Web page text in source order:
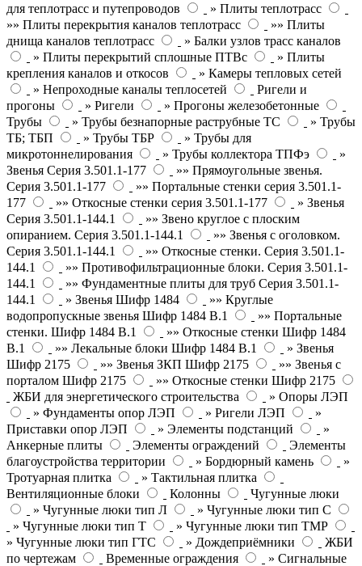
для теплотрасс и путепроводов
» Плиты теплотрасс
»» Плиты перекрытия каналов теплотрасс
»» Плиты
днища каналов теплотрасс
» Балки узлов трасс каналов
» Плиты перекрытий сплошные ПТВс
» Плиты
крепления каналов и откосов
» Камеры тепловых сетей
» Непроходные каналы теплосетей
Ригели и
прогоны
» Ригели
» Прогоны железобетонные
Трубы
» Трубы безнапорные раструбные ТС
» Трубы
ТБ; ТБП
» Трубы ТБР
» Трубы для
микротоннелирования
» Трубы коллектора ТПФэ
»
Звенья Серия 3.501.1-177
»» Прямоугольные звенья.
Серия 3.501.1-177
»» Портальные стенки серия 3.501.1-
177
»» Откосные стенки серия 3.501.1-177
» Звенья
Серия 3.501.1-144.1
»» Звено круглое с плоским
опиранием. Серия 3.501.1-144.1
»» Звенья с оголовком.
Серия 3.501.1-144.1
»» Откосные стенки. Серия 3.501.1-
144.1
»» Противофильтрационные блоки. Серия 3.501.1-
144.1
»» Фундаментные плиты для труб Серия 3.501.1-
144.1
» Звенья Шифр 1484
»» Круглые
водопропускные звенья Шифр 1484 В.1
»» Портальные
стенки. Шифр 1484 В.1
»» Откосные стенки Шифр 1484
В.1
»» Лекальные блоки Шифр 1484 В.1
» Звенья
Шифр 2175
»» Звенья ЗКП Шифр 2175
»» Звенья с
порталом Шифр 2175
»» Откосные стенки Шифр 2175
ЖБИ для энергетического строительства
» Опоры ЛЭП
» Фундаменты опор ЛЭП
» Ригели ЛЭП
»
Приставки опор ЛЭП
» Элементы подстанций
»
Анкерные плиты
Элементы ограждений
Элементы
благоустройства территории
» Бордюрный камень
»
Тротуарная плитка
» Тактильная плитка
Вентиляционные блоки
Колонны
Чугунные люки
» Чугунные люки тип Л
» Чугунные люки тип С
» Чугунные люки тип Т
» Чугунные люки тип ТМР
» Чугунные люки тип ГТС
» Дождеприёмники
ЖБИ
по чертежам
Временные ограждения
» Сигнальные